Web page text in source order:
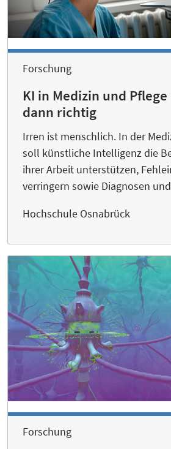
Forschung
KI in Medizin und Pflege
dann richtig
Irren ist menschlich. In der
soll künstliche Intelligenz die
ihrer Arbeit unterstützen,
verringern sowie Diagnosen
Hochschule Osnabrück
Forschung